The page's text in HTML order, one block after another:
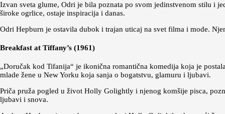
Izvan sveta glume, Odri je bila poznata po svom jedinstvenom stilu i
široke ogrlice, ostaje inspiracija i danas.
Odri Hepburn je ostavila dubok i trajan uticaj na svet filma i mode.
Breakfast at Tiffany’s (1961)
„Doručak kod Tifanija“ je ikonična romantična komedija koja je
mlade žene u New Yorku koja sanja o bogatstvu, glamuru i ljubavi.
Priča pruža pogled u život Holly Golightly i njenog komšije pisca,
ljubavi i snova.